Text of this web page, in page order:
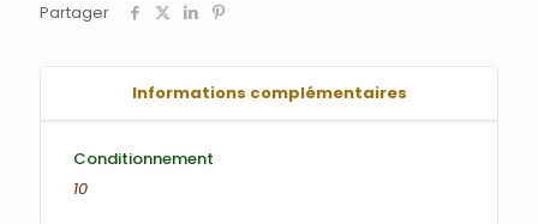
Partager
Informations complémentaires
Conditionnement
10